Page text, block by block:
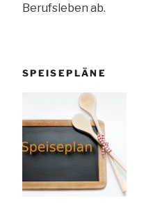
Berufsleben ab.
SPEISEPLÄNE